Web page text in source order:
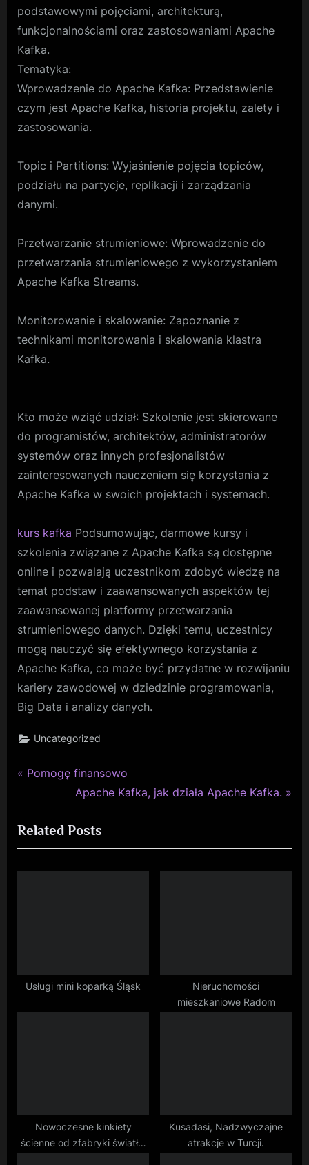
podstawowymi pojęciami, architekturą,
funkcjonalnościami oraz zastosowaniami Apache
Kafka.
Tematyka:
Wprowadzenie do Apache Kafka: Przedstawienie
czym jest Apache Kafka, historia projektu, zalety i
zastosowania.
Topic i Partitions: Wyjaśnienie pojęcia topiców,
podziału na partycje, replikacji i zarządzania
danymi.
Przetwarzanie strumieniowe: Wprowadzenie do
przetwarzania strumieniowego z wykorzystaniem
Apache Kafka Streams.
Monitorowanie i skalowanie: Zapoznanie z
technikami monitorowania i skalowania klastra
Kafka.
Kto może wziąć udział: Szkolenie jest skierowane
do programistów, architektów, administratorów
systemów oraz innych profesjonalistów
zainteresowanych nauczeniem się korzystania z
Apache Kafka w swoich projektach i systemach.
kurs kafka Podsumowując, darmowe kursy i
szkolenia związane z Apache Kafka są dostępne
online i pozwalają uczestnikom zdobyć wiedzę na
temat podstaw i zaawansowanych aspektów tej
zaawansowanej platformy przetwarzania
strumieniowego danych. Dzięki temu, uczestnicy
mogą nauczyć się efektywnego korzystania z
Apache Kafka, co może być przydatne w rozwijaniu
kariery zawodowej w dziedzinie programowania,
Big Data i analizy danych.
Uncategorized
Nawigacja
P
v
i
o
t
Pomogę finansowo
N
x
t
P
Apache Kafka, jak działa Apache Kafka.
Related Posts
Usługi mini koparką Śląsk
Nieruchomości
mieszkaniowe Radom
Nowoczesne kinkiety
ścienne od zfabryki światło,
Kusadasi, Nadzwyczajne
atrakcje w Turcji.